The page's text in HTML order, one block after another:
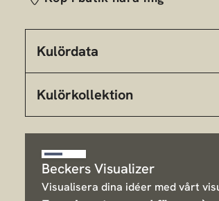
Kulördata
Kulörkollektion
Beckers Visualizer
Visualisera dina idéer med vårt